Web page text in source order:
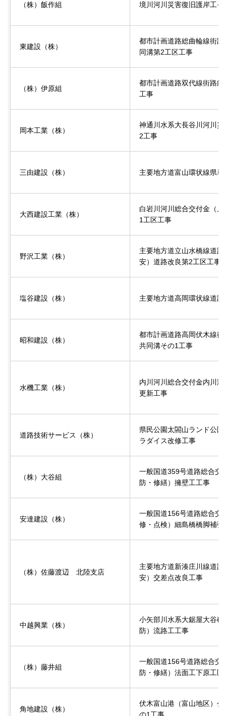
（株）飯作組 境川河川災害復旧護岸工そ
東建設（株）
都市計画道路総曲輪線街
同溝第2工区工事
（株）伊原組
都市計画道路双代線街路
工事
岡本工業（株）
神通川水系大長谷川河川
2工事
三由建設（株） 主要地方道富山環状線県
大西建設工業（株）
白岩川河川総合交付金（
1工区工事
野沢工業（株）
主要地方道立山水橋線道
安）道路改良第2工区工事
塩谷建設（株） 主要地方道高岡環状線道
昭和建設（株）
都市計画道路高岡伏木線
共同溝その1工事
水機工業（株）
内川河川総合交付金内川
更新工事
道路技術サービス（株）
県民公園太閤山ランド公
ラダイス改修工事
（株）大谷組
一般国道359号道路総合交
防・修繕）擁壁工工事
安達建設（株）
一般国道156号道路総合交
修・点検）細島橋橋脚補強
（株）佐藤渡辺 北陸支店
主要地方道新湊庄川線道
安）交差点改良工事
中越興業（株）
小矢部川水系大鋸屋大谷
防）流路工工事
（株）藤井組
一般国道156号道路総合交
防・修繕）法面工下原工
角地建設（株）
伏木富山港（富山地区）